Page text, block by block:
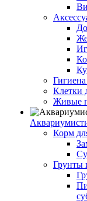
Клетки
Живые
Корм
Грунты